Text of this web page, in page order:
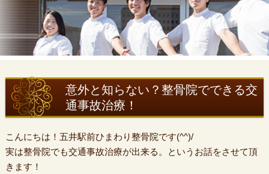
意外と知らない？整骨院でできる交
通事故治療！
こんにちは！五井駅前ひまわり整骨院です(^^)/
実は整骨院でも交通事故治療が出来る。というお話をさせて頂
きます！